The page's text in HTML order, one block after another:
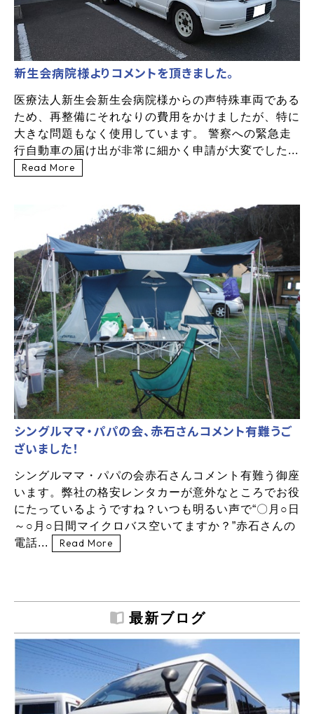
新生会病院様よりコメントを頂きました。
医療法人新生会新生会病院様からの声特殊車両である
ため、再整備にそれなりの費用をかけましたが、特に
大きな問題もなく使用しています。 警察への緊急走
行自動車の届け出が非常に細かく申請が大変でした...
Read More
シングルママ・パパの会、赤石さんコメント有難うご
ざいました！
シングルママ・パパの会赤石さんコメント有難う御座
います。弊社の格安レンタカーが意外なところでお役
にたっているようですね？いつも明るい声で“〇月○日
～○月○日間マイクロバス空いてますか？”赤石さんの
電話...
Read More
最新ブログ